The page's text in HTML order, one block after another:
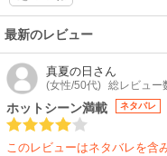
最新のレビュー
真夏の日 さん
(女性/50代) 総レビュー
ホットシーン満載 ネタバレ
このレビューはネタバレを含